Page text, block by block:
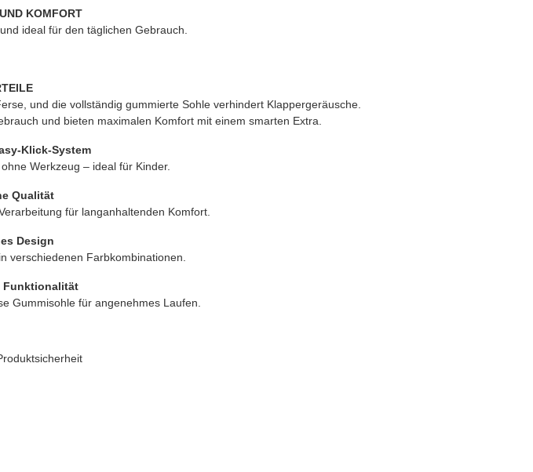
KOMFORT
ideal für den täglichen Gebrauch.
und die vollständig gummierte Sohle verhindert Klappergeräusche.
und bieten maximalen Komfort mit einem smarten Extra.
Klick-System
Werkzeug – ideal für Kinder.
Qualität
für langanhaltenden Komfort.
Design
verschiedenen Farbkombinationen.
Funktionalität
Gummisohle für angenehmes Laufen.